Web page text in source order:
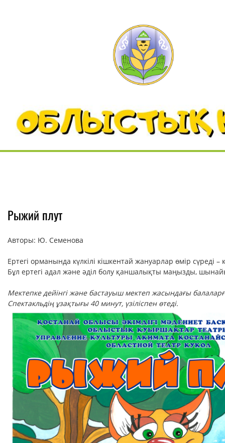
Рыжий плут
Авторы: Ю. Семенова
Ертегі орманында күлкілі кішкентай жануарлар өмір
Бұл ертегі адал және әділ болу қаншалықты маңызды,
Мектепке дейінгі және бастауыш мектеп жасындағы
Спектакльдің ұзақтығы 40 минут, үзіліспен өтеді.